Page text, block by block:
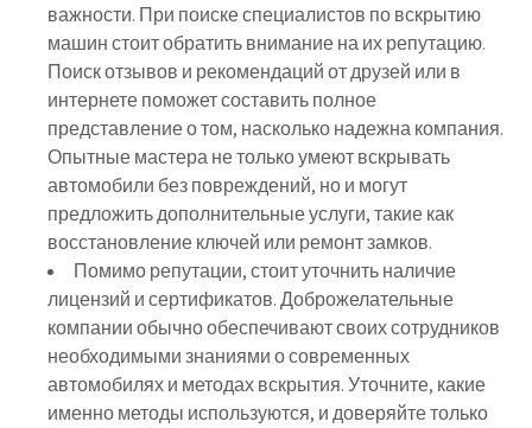
важности. При поиске специалистов по вскрытию
машин стоит обратить внимание на их репутацию.
Поиск отзывов и рекомендаций от друзей или в
интернете поможет составить полное
представление о том, насколько надежна компания.
Опытные мастера не только умеют вскрывать
автомобили без повреждений, но и могут
предложить дополнительные услуги, такие как
восстановление ключей или ремонт замков.
Помимо репутации, стоит уточнить наличие
лицензий и сертификатов. Доброжелательные
компании обычно обеспечивают своих сотрудников
необходимыми знаниями о современных
автомобилях и методах вскрытия. Уточните, какие
именно методы используются, и доверяйте только